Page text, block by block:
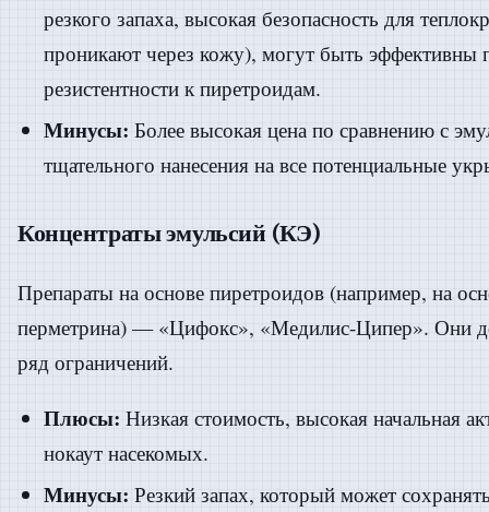
резкого запаха, высокая безопасность для
проникают через кожу), могут быть эффективны
резистентности к пиретроидам.
Минусы: Более высокая цена по сравнению с
тщательного нанесения на все потенциальные
Концентраты эмульсий (КЭ)
Препараты на основе пиретроидов (например, на
перметрина) — «Цифокс», «Медилис-Ципер». Они
ряд ограничений.
Плюсы: Низкая стоимость, высокая начальная
нокаут насекомых.
Минусы: Резкий запах, который может